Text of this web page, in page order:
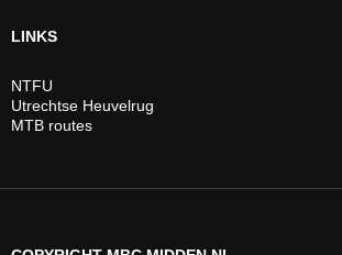
LINKS
NTFU
Utrechtse Heuvelrug
MTB routes